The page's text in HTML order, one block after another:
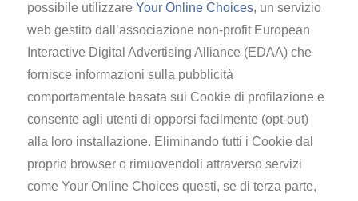
possibile utilizzare Your Online Choices, un servizio
web gestito dall’associazione non-profit European
Interactive Digital Advertising Alliance (EDAA) che
fornisce informazioni sulla pubblicità
comportamentale basata sui Cookie di profilazione e
consente agli utenti di opporsi facilmente (opt-out)
alla loro installazione. Eliminando tutti i Cookie dal
proprio browser o rimuovendoli attraverso servizi
come Your Online Choices questi, se di terza parte,